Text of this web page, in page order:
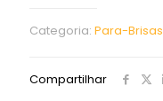
Categoria: Para-Brisas
Compartilhar